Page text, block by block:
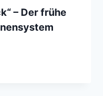
– Der frühe